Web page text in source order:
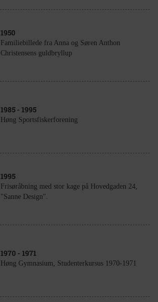
1950
Familiebillede fra Anna og Søren Anthon
Christensens guldbryllup
1985 - 1995
Høng Sportsfiskerforening
1995
Frisøråbning med stor kage på Hovedgaden 24,
"Sanne Design".
1970 - 1971
Høng Gymnasium, Studenterkursus 1970-1971